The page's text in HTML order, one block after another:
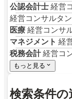
公認会計士 経営
経営コンサルタン
医療 経営コンサ
マネジメント 経
税務会計 経営コ
もっと見る
検索条件の